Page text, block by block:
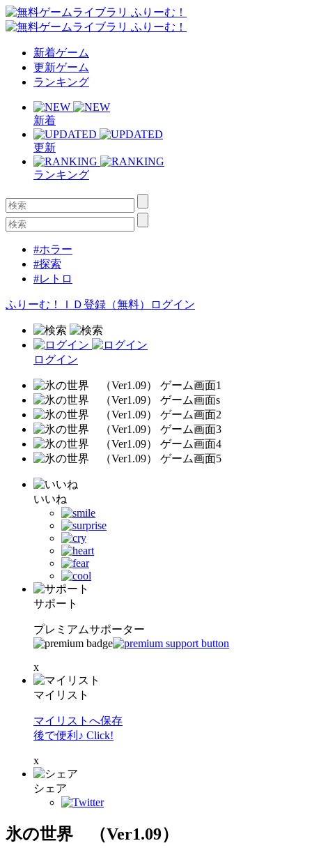
新着ゲーム
更新ゲーム
ランキング
新着
更新
ランキング
#ホラー
#探索
#レトロ
ふりーむ！ＩＤ登録（無料） ログイン
ログイン
いいね
サポート
プレミアムサポーター
x
マイリスト
マイリストへ保存
後で便利♪ Click!
x
シェア
氷の世界 （Ver1.09）